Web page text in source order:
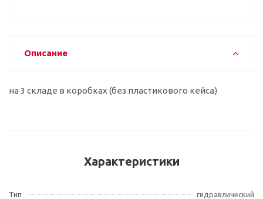
Описание
на 3 складе в коробках (без пластикового кейса)
Характеристики
Тип
гидравлический